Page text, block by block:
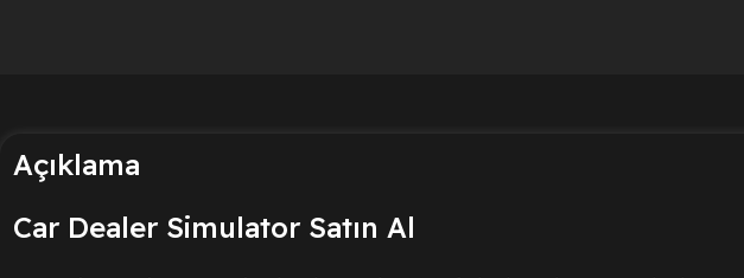
Açıklama
Car Dealer Simulator Satın Al